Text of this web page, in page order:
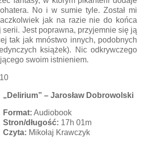
No i w sumie tyle. Został mi
jak na razie nie do końca
serii. Jest poprawna, przyjemnie się ją
tak jak mnóstwo innych, podobnych
książek). Nic odkrywczego
swoim istnieniem.
„Delirium” – Jarosław Dobrowolski
Format: Audiobook
Stron/długość: 17h 01m
Czyta: Mikołaj Krawczyk